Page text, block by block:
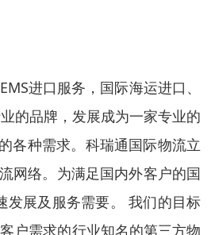
进口服务，国际海运进口、
的品牌，发展成为一家专业的
各种需求。科瑞通国际物流立
网络。为满足国内外客户的国
发展及服务需要。 我们的目标
户需求的行业知名的第三方物